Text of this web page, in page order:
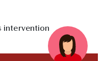
intervention